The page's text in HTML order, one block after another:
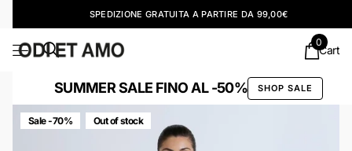
SPEDIZIONE GRATUITA A PARTIRE DA 99,00€
Cart
0
SUMMER SALE FINO AL -50% SHOP SALE
Sale -70% Out of stock